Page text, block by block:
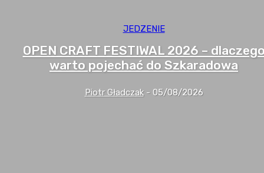
JEDZENIE
OPEN CRAFT FESTIWAL 2026 –
warto pojechać do Szkaradowa
Piotr Gładczak - 05/08/2026